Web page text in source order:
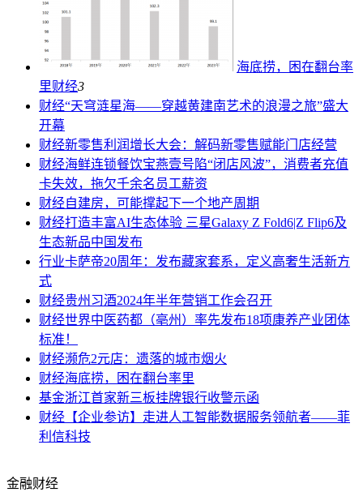
海底捞，困在翻台率
里财经3
财经“天穹涟星海——穿越黄建南艺术的浪漫之旅”盛大
开幕
财经新零售利润增长大会：解码新零售赋能门店经营
财经海鲜连锁餐饮宝燕壹号陷“闭店风波”，消费者充值
卡失效，拖欠千余名员工薪资
财经自建房，可能撑起下一个地产周期
财经打造丰富AI生态体验 三星Galaxy Z Fold6|Z Flip6及
生态新品中国发布
行业卡萨帝20周年：发布藏家套系，定义高奢生活新方
式
财经贵州习酒2024年半年营销工作会召开
财经世界中医药都（亳州）率先发布18项康养产业团体
标准！
财经濒危2元店：遗落的城市烟火
财经海底捞，困在翻台率里
基金浙江首家新三板挂牌银行收警示函
财经 【企业参访】走进人工智能数据服务领航者——菲
利信科技
金融财经